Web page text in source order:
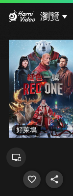
瀏覽
好萊塢